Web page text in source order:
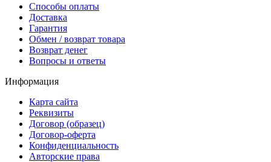
Способы оплаты
Доставка
Гарантия
Обмен / возврат товара
Возврат денег
Вопросы и ответы
Информация
Карта сайта
Реквизиты
Договор (образец)
Договор-оферта
Конфиденциальность
Авторские права